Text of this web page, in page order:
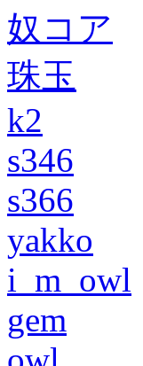
奴コア
珠玉
k2
s346
s366
yakko
i_m_owl
gem